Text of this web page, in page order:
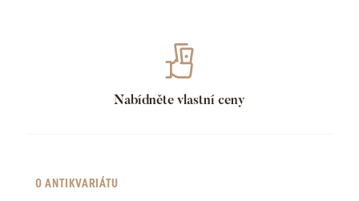
Nabídněte vlastní ceny
O ANTIKVARIÁTU